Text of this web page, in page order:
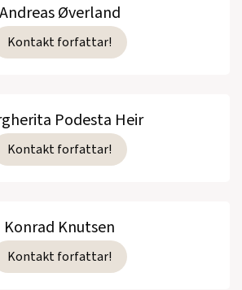
Andreas Øverland
Kontakt forfattar!
Podesta Heir
Kontakt forfattar!
Konrad Knutsen
Kontakt forfattar!